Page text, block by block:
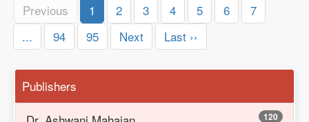
Previous 1 2 3 4 5 6
7
...
94 95 Next Last ››
Publishers
120